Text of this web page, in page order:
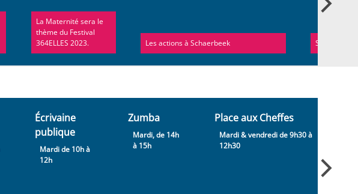
La Maternité sera le
thème du Festival
364ELLES 2023.
Les actions à Schaerbeek Schaerbeek
Écrivaine
publique
Mardi de 10h à
12h
Zumba
Mardi, de 14h
à 15h
Place aux Cheffes
Mardi & vendredi de 9h30 à
12h30